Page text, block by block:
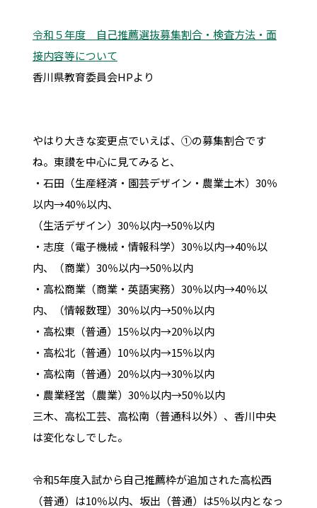
令和５年度 自己推薦選抜募集割合・検査方法・面
接内容等について
香川県教育委員会HPより
やはり大きな変更点でいえば、①の募集割合です
ね。東讃を中心に見てみると、
・石田（生産経済・園芸デザイン・農業土木）30％
以内→40％以内、
（生活デザイン）30％以内→50％以内
・志度（電子機械・情報科学）30％以内→40％以
内、（商業）30％以内→50％以内
・高松商業（商業・英語実務）30％以内→40％以
内、（情報数理）30％以内→50％以内
・高松東（普通）15％以内→20％以内
・高松北（普通）10％以内→15％以内
・高松南（普通）20％以内→30％以内
・農業経営（農業）30％以内→50％以内
三木、高松工芸、高松南（普通科以外）、香川中央
は変化なしでした。
令和5年度入試から自己推薦枠が追加された高松西
（普通）は10％以内、坂出（普通）は5％以内となっ